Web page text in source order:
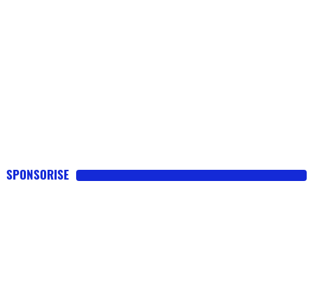
SPONSORISE